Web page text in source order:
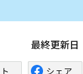
最終更新日